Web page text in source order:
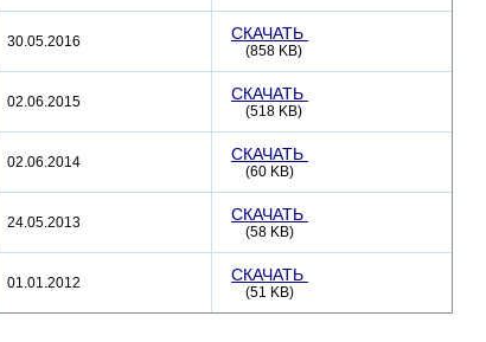
30.05.2016 СКАЧАТЬ
(858 KB)
02.06.2015 СКАЧАТЬ
(518 KB)
02.06.2014 СКАЧАТЬ
(60 KB)
24.05.2013 СКАЧАТЬ
(58 KB)
01.01.2012 СКАЧАТЬ
(51 KB)